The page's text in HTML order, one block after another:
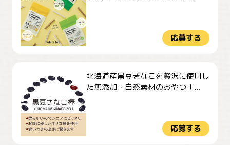
応募する
北海道産黒豆きなこを贅沢に使用し
た無添加・自然素材のおやつ「...
応募する